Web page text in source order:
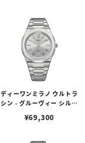
ディーワンミラノ ウルトラ
シン - グルーヴィー シルバ
¥69,300